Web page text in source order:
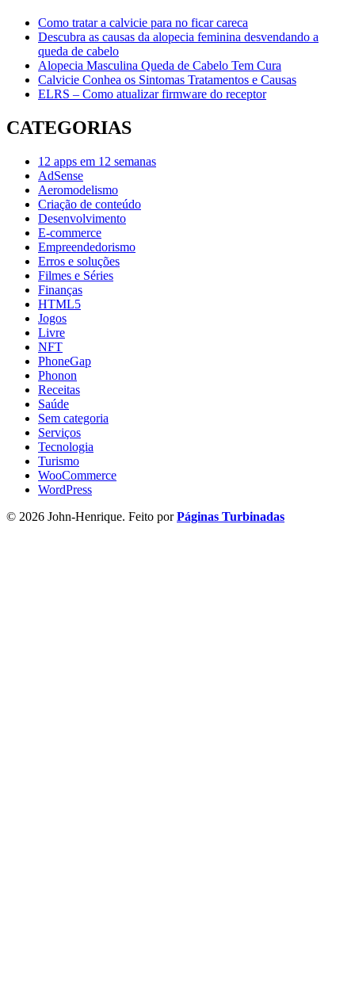
Como tratar a calvicie para no ficar careca
Descubra as causas da alopecia feminina desvendando a
queda de cabelo
Alopecia Masculina Queda de Cabelo Tem Cura
Calvicie Conhea os Sintomas Tratamentos e Causas
ELRS – Como atualizar firmware do receptor
CATEGORIAS
12 apps em 12 semanas
AdSense
Aeromodelismo
Criação de conteúdo
Desenvolvimento
E-commerce
Empreendedorismo
Erros e soluções
Filmes e Séries
Finanças
HTML5
Jogos
Livre
NFT
PhoneGap
Phonon
Receitas
Saúde
Sem categoria
Serviços
Tecnologia
Turismo
WooCommerce
WordPress
© 2026 John-Henrique. Feito porPáginas Turbinadas